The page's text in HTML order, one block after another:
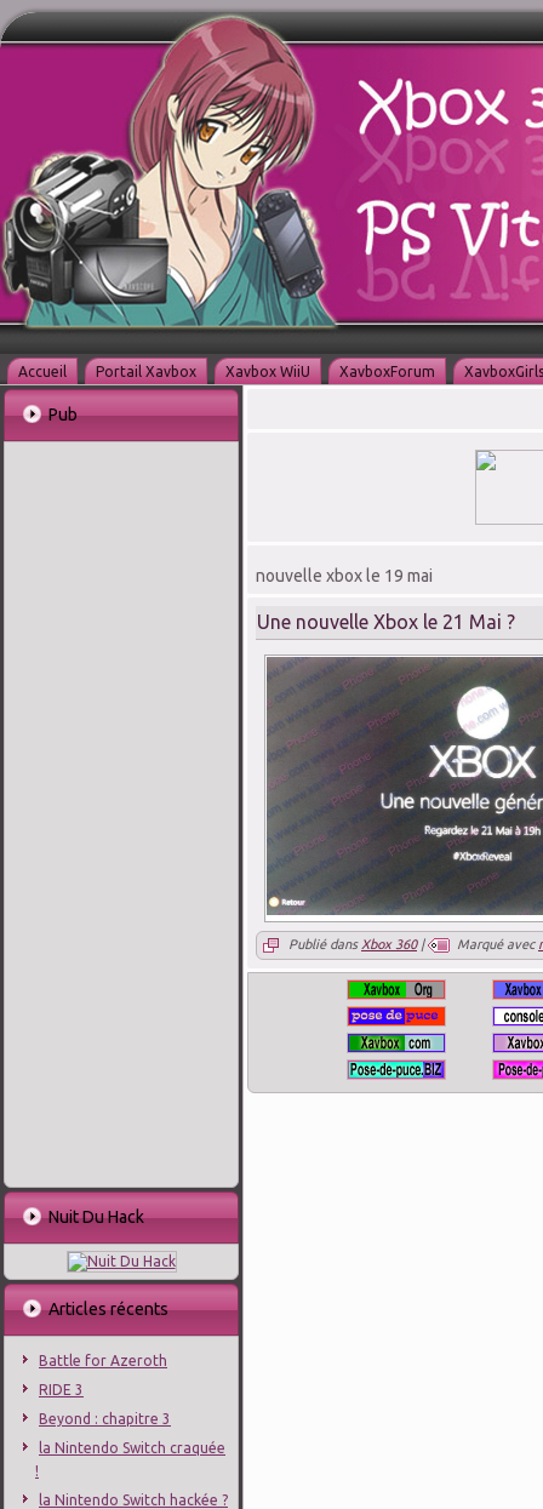
Accueil Portail Xavbox Xavbox WiiU XavboxForum XavboxGirls
Pub
Nuit Du Hack
Articles récents
Battle for Azeroth
RIDE 3
Beyond : chapitre 3
la Nintendo Switch craquée
!
la Nintendo Switch hackée ?
nouvelle xbox le 19 mai
Une nouvelle Xbox le 21 Mai ?
Publié dans Xbox 360| Marqué avec